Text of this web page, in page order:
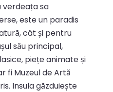
verdeața sa
este un paradis
cât și pentru
său principal,
piețe animate și
fi Muzeul de Artă
Insula găzduiește